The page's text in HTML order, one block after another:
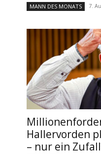
MANN DES MONATS 7.
Hallervorden
– nur ein